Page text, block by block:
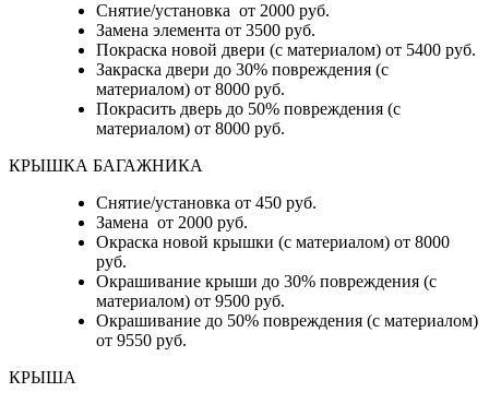
Снятие/установка от 2000 руб.
Замена элемента от 3500 руб.
Покраска новой двери (с материалом) от 5400 руб.
Закраска двери до 30% повреждения (с
материалом) от 8000 руб.
Покрасить дверь до 50% повреждения (с
материалом) от 8000 руб.
КРЫШКА БАГАЖНИКА
Снятие/установка от 450 руб.
Замена от 2000 руб.
Окраска новой крышки (с материалом) от 8000
руб.
Окрашивание крыши до 30% повреждения (с
материалом) от 9500 руб.
Окрашивание до 50% повреждения (с материалом)
от 9550 руб.
КРЫША